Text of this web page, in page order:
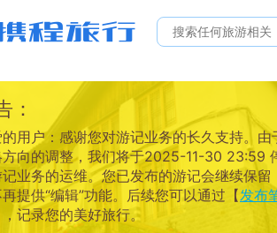
：
的用户：感谢您对游记业务的长久支持。由
方向的调整，我们将于2025-11-30 23:59
记业务的运维。您已发布的游记会继续保留
提供“编辑”功能。后续您可以通过【发布
，记录您的美好旅行。